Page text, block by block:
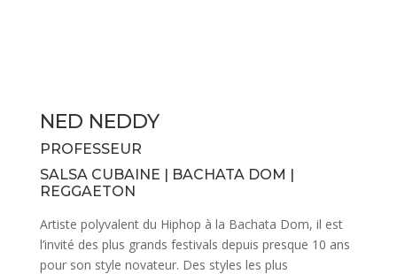
NED NEDDY
PROFESSEUR
SALSA CUBAINE | BACHATA DOM |
REGGAETON
Artiste polyvalent du Hiphop à la Bachata Dom, il est
l’invité des plus grands festivals depuis presque 10 ans
pour son style novateur. Des styles les plus